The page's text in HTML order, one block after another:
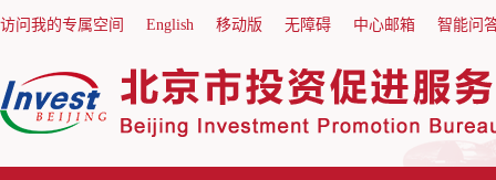
访问我的专属空间 English 移动版 无障碍 中心邮箱 智能问